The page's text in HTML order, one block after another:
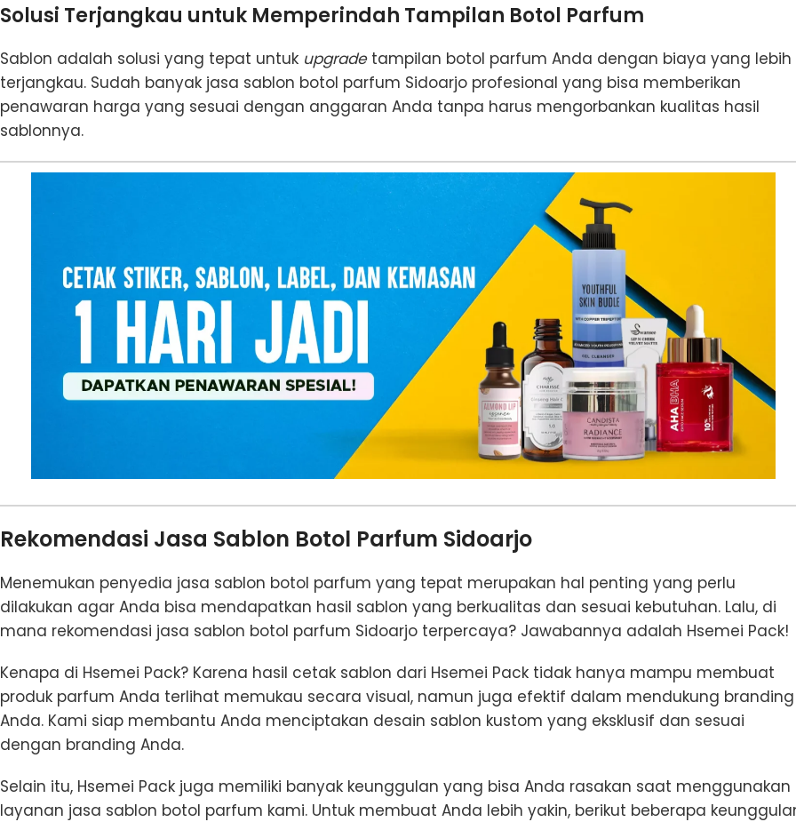
Solusi Terjangkau untuk Memperindah Tampilan Botol Parfum
Sablon adalah solusi yang tepat untuk upgradetampilan botol parfum Anda dengan biaya yang lebih
terjangkau. Sudah banyak jasa sablon botol parfum Sidoarjo profesional yang bisa memberikan
penawaran harga yang sesuai dengan anggaran Anda tanpa harus mengorbankan kualitas hasil
sablonnya.
Rekomendasi Jasa Sablon Botol Parfum Sidoarjo
Menemukan penyedia jasa sablon botol parfum yang tepat merupakan hal penting yang perlu
dilakukan agar Anda bisa mendapatkan hasil sablon yang berkualitas dan sesuai kebutuhan. Lalu, di
mana rekomendasi jasa sablon botol parfum Sidoarjo terpercaya? Jawabannya adalah Hsemei Pack!
Kenapa di Hsemei Pack? Karena hasil cetak sablon dari Hsemei Pack tidak hanya mampu membuat
produk parfum Anda terlihat memukau secara visual, namun juga efektif dalam mendukung branding
Anda. Kami siap membantu Anda menciptakan desain sablon kustom yang eksklusif dan sesuai
dengan branding Anda.
Selain itu, Hsemei Pack juga memiliki banyak keunggulan yang bisa Anda rasakan saat menggunakan
layanan jasa sablon botol parfum kami. Untuk membuat Anda lebih yakin, berikut beberapa